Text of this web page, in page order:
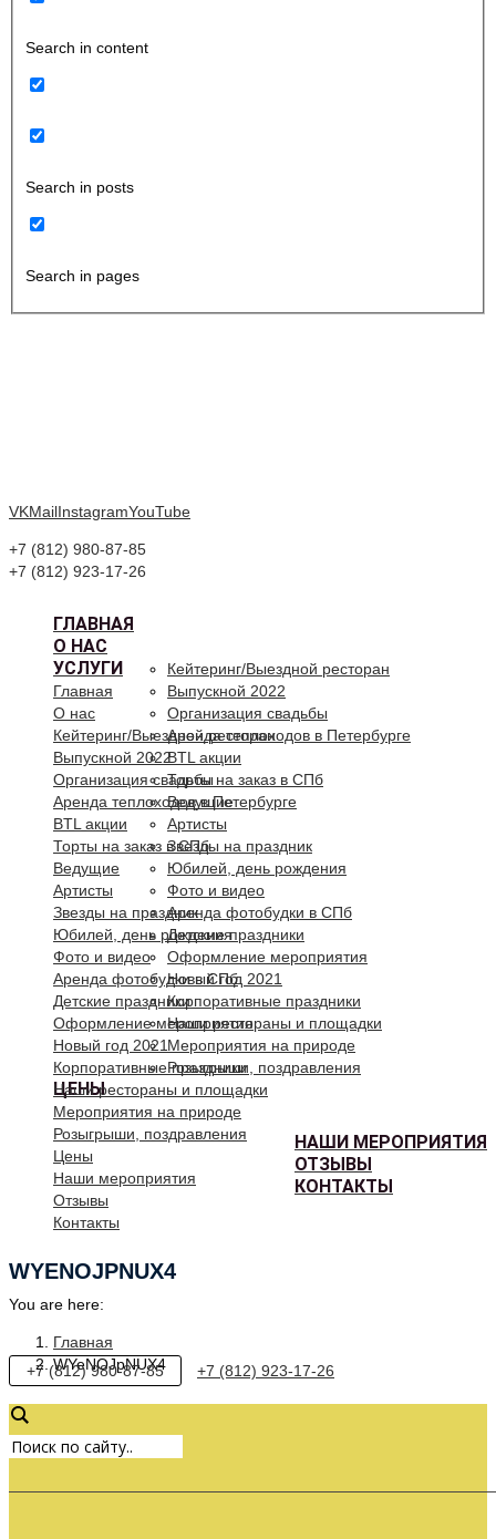
Search in content
Search in posts
Search in pages
VKMailInstagramYouTube
+7 (812) 980-87-85
+7 (812) 923-17-26
ГЛАВНАЯ
О НАС
УСЛУГИ
Кейтеринг/Выездной ресторан
Выпускной 2022
Организация свадьбы
Аренда теплоходов в Петербурге
BTL акции
Торты на заказ в СПб
Ведущие
Артисты
Звезды на праздник
Юбилей, день рождения
Фото и видео
Аренда фотобудки в СПб
Детские праздники
Оформление мероприятия
Новый год 2021
Корпоративные праздники
Наши рестораны и площадки
Мероприятия на природе
Розыгрыши, поздравления
ЦЕНЫ
НАШИ МЕРОПРИЯТИЯ
ОТЗЫВЫ
КОНТАКТЫ
Главная
О нас
Кейтеринг/Выездной ресторан
Выпускной 2022
Организация свадьбы
Аренда теплоходов в Петербурге
BTL акции
Торты на заказ в СПб
Ведущие
Артисты
Звезды на праздник
Юбилей, день рождения
Фото и видео
Аренда фотобудки в СПб
Детские праздники
Оформление мероприятия
Новый год 2021
Корпоративные праздники
Наши рестораны и площадки
Мероприятия на природе
Розыгрыши, поздравления
Цены
Наши мероприятия
Отзывы
Контакты
WYENOJPNUX4
You are here:
Главная
WYeNOJpNUX4
+7 (812) 980-87-85 +7 (812) 923-17-26